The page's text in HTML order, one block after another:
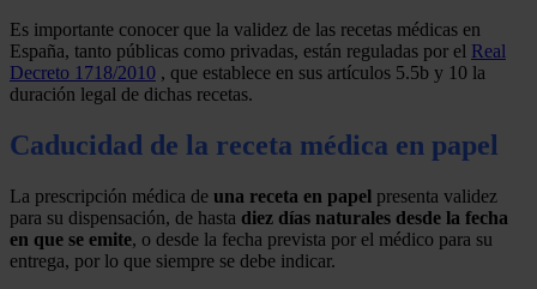
Es importante conocer que la validez de las recetas médicas en
España, tanto públicas como privadas, están reguladas por el Real
Decreto 1718/2010 , que establece en sus artículos 5.5b y 10 la
duración legal de dichas recetas.
Caducidad de la receta médica en papel
La prescripción médica de una receta en papel presenta validez
para su dispensación, de hasta diez días naturales desde la fecha
en que se emite, o desde la fecha prevista por el médico para su
entrega, por lo que siempre se debe indicar.